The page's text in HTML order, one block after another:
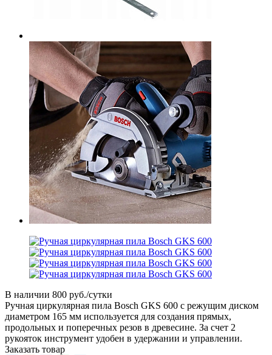
В наличии 800 руб./сутки
Ручная циркулярная пила Bosch GKS 600 с режущим диском
диаметром 165 мм используется для создания прямых,
продольных и поперечных резов в древесине. За счет 2
рукояток инструмент удобен в удержании и управлении.
Заказать товар